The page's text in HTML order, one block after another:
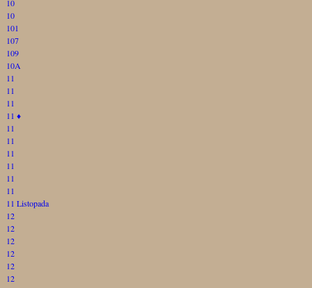
10
10
101
107
109
10A
11
11
11
11 ♦
11
11
11
11
11
11
11 Listopada
12
12
12
12
12
12